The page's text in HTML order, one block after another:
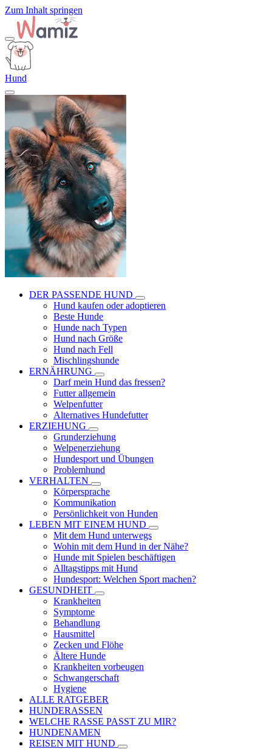
Zum Inhalt springen
Hund
DER PASSENDE HUND
Hund kaufen oder adoptieren
Beste Hunde
Hunde nach Typen
Hund nach Größe
Hund nach Fell
Mischlingshunde
ERNÄHRUNG
Darf mein Hund das fressen?
Futter allgemein
Welpenfutter
Alternatives Hundefutter
ERZIEHUNG
Grunderziehung
Welpenerziehung
Hundesport und Übungen
Problemhund
VERHALTEN
Körpersprache
Kommunikation
Persönlichkeit von Hunden
LEBEN MIT EINEM HUND
Mit dem Hund unterwegs
Wohin mit dem Hund in der Nähe?
Hunde mit Spielen beschäftigen
Alltagstipps mit Hund
Hundesport: Welchen Sport machen?
GESUNDHEIT
Krankheiten
Symptome
Behandlung
Hausmittel
Zecken und Flöhe
Ältere Hunde
Krankheiten vorbeugen
Schwangerschaft
Hygiene
ALLE RATGEBER
HUNDERASSEN
WELCHE RASSE PASST ZU MIR?
HUNDENAMEN
REISEN MIT HUND